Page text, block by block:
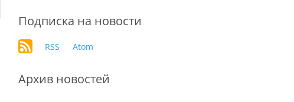
Подписка на новости
RSS Atom
Архив новостей